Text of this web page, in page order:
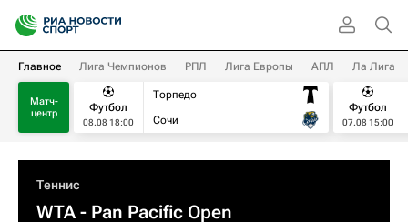
Главное Лига Чемпионов РПЛ Лига Европы АПЛ Ла Лига
Матч-
центр
Футбол
08.08 18:00
Торпедо
Сочи
Футбол
07.08 15:00
Теннис
WTA- Pan Pacific Open